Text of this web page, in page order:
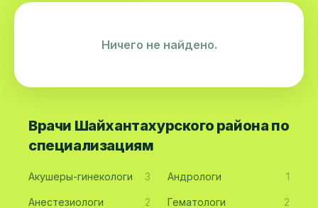
Ничего не найдено.
Врачи Шайхантахурского района по
специализациям
Акушеры-гинекологи 3 Андрологи 1
Анестезиологи 2 Гематологи 2